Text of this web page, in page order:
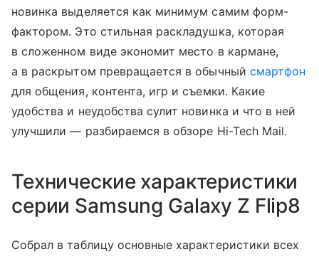
новинка выделяется как минимум самим форм-
фактором. Это стильная раскладушка, которая
в сложенном виде экономит место в кармане,
а в раскрытом превращается в обычный смартфон
для общения, контента, игр и съемки. Какие
удобства и неудобства сулит новинка и что в ней
улучшили — разбираемся в обзоре Hi-Tech Mail.
Технические характеристики
серии Samsung Galaxy Z Flip8
Собрал в таблицу основные характеристики всех